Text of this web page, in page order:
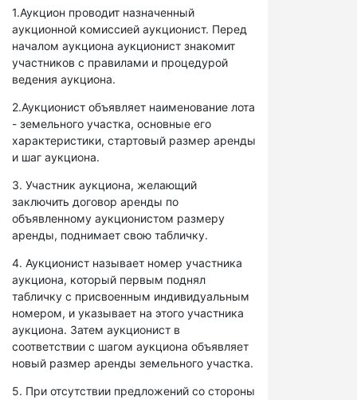
1.Аукцион проводит назначенный
аукционной комиссией аукционист. Перед
началом аукциона аукционист знакомит
участников с правилами и процедурой
ведения аукциона.
2.Аукционист объявляет наименование лота
- земельного участка, основные его
характеристики, стартовый размер аренды
и шаг аукциона.
3. Участник аукциона, желающий
заключить договор аренды по
объявленному аукционистом размеру
аренды, поднимает свою табличку.
4. Аукционист называет номер участника
аукциона, который первым поднял
табличку с присвоенным индивидуальным
номером, и указывает на этого участника
аукциона. Затем аукционист в
соответствии с шагом аукциона объявляет
новый размер аренды земельного участка.
5. При отсутствии предложений со стороны